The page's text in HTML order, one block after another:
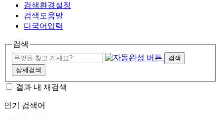
검색환경설정
검색도움말
다국어입력
검색
검색
상세검색
결과 내 재검색
인기 검색어